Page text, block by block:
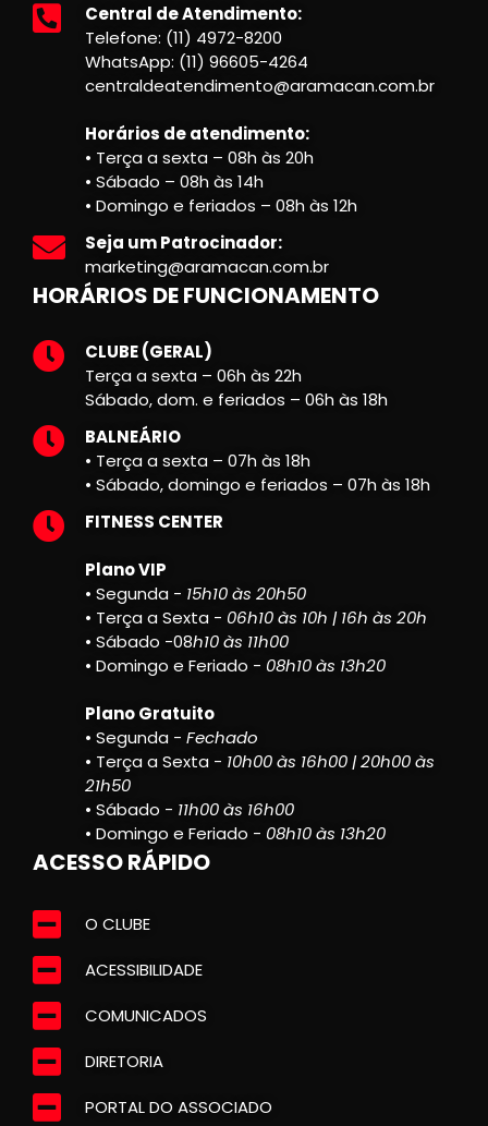
Central de Atendimento:
Telefone: (11) 4972-8200
WhatsApp: (11) 96605-4264
centraldeatendimento@aramacan.com.br
Horários de atendimento:
• Terça a sexta – 08h às 20h
• Sábado – 08h às 14h
• Domingo e feriados – 08h às 12h
Seja um Patrocinador:
marketing@aramacan.com.br
HORÁRIOS DE FUNCIONAMENTO
CLUBE (GERAL)
Terça a sexta – 06h às 22h
Sábado, dom. e feriados – 06h às 18h
BALNEÁRIO
• Terça a sexta – 07h às 18h
• Sábado, domingo e feriados – 07h às 18h
FITNESS CENTER
Plano VIP
• Segunda - 15h10 às 20h50
• Terça a Sexta - 06h10 às 10h | 16h às 20h
• Sábado -08h10 às 11h00
• Domingo e Feriado - 08h10 às 13h20
Plano Gratuito
• Segunda - Fechado
• Terça a Sexta - 10h00 às 16h00 | 20h00 às
21h50
• Sábado - 11h00 às 16h00
• Domingo e Feriado - 08h10 às 13h20
ACESSO RÁPIDO
O CLUBE
ACESSIBILIDADE
COMUNICADOS
DIRETORIA
PORTAL DO ASSOCIADO